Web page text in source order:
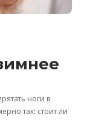
ноги в
так: стоит ли